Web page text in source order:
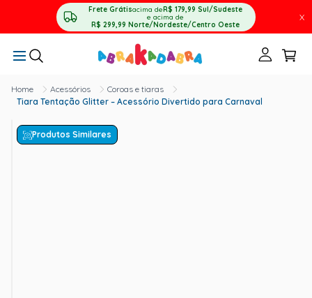
Frete Grátisacima deR$ 179,99 Sul/Sudeste
e acima de
R$ 299,99 Norte/Nordeste/Centro Oeste
X
Acessórios
Coroas e tiaras
Tiara Tentação Glitter – Acessório Divertido para Carnaval
Produtos Similares